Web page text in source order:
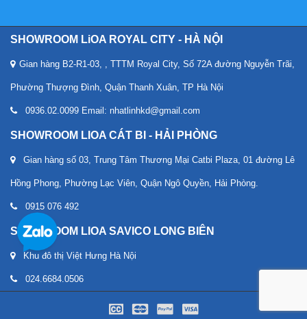
SHOWROOM LiOA ROYAL CITY - HÀ NỘI
Gian hàng B2-R1-03, , TTTM Royal City, Số 72A đường Nguyễn Trãi,
Phường Thượng Đình, Quận Thanh Xuân, TP Hà Nội
0936.02.0099 Email: nhatlinhkd@gmail.com
SHOWROOM LIOA CÁT BI - HẢI PHÒNG
Gian hàng số 03, Trung Tâm Thương Mại Catbi Plaza, 01 đường Lê
Hồng Phong, Phường Lạc Viên, Quận Ngô Quyền, Hải Phòng.
0915 076 492
SHOWROOM LIOA SAVICO LONG BIÊN
Khu đô thị Việt Hưng Hà Nội
024.6684.0506